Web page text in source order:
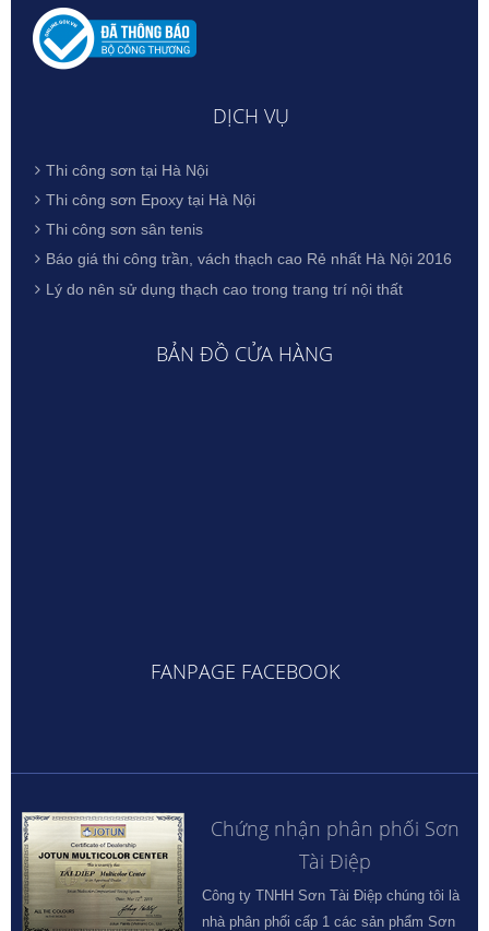
DỊCH VỤ
Thi công sơn tại Hà Nội
Thi công sơn Epoxy tại Hà Nội
Thi công sơn sân tenis
Báo giá thi công trần, vách thạch cao Rẻ nhất Hà Nội 2016
Lý do nên sử dụng thạch cao trong trang trí nội thất
BẢN ĐỒ CỬA HÀNG
FANPAGE FACEBOOK
Chứng nhận phân phối Sơn
Tài Điệp
Công ty TNHH Sơn Tài Điệp chúng tôi là
nhà phân phối cấp 1 các sản phẩm Sơn